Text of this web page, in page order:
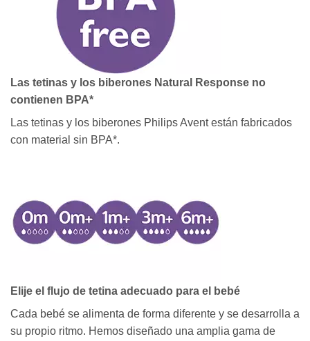
Las tetinas y los biberones Natural Response no
contienen BPA*
Las tetinas y los biberones Philips Avent están fabricados
con material sin BPA*.
Elije el flujo de tetina adecuado para el bebé
Cada bebé se alimenta de forma diferente y se desarrolla a
su propio ritmo. Hemos diseñado una amplia gama de